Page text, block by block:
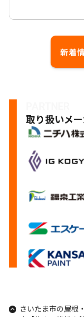
新着
取り扱いメ
さいたま市の屋根